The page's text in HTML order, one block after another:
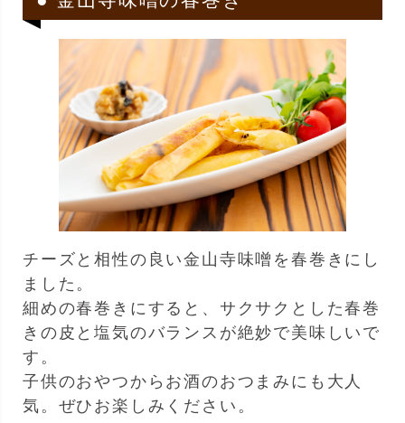
チーズと相性の良い金山寺味噌を春巻きにし
ました。
細めの春巻きにすると、サクサクとした春巻
きの皮と塩気のバランスが絶妙で美味しいで
す。
子供のおやつからお酒のおつまみにも大人
気。ぜひお楽しみください。